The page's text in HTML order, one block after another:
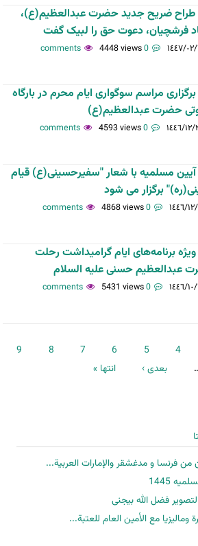
طراح ضریح جدید حضرت عبدالعظیم(ع)،
فرشچیان، دعوت حق را لبیک گفت
٠٢/١٦ 0 comments
4448 views
برگزاری مراسم سوگواری ایام محرم در بارگاه
حضرت عبدالعظیم(ع)
١٢/٢٧ 0 comments
4593 views
آیین مسلمیه با شعار "سفیرحسینی(ع) قیام
برگزار می شود
١٢/٠١ 0 comments
4868 views
ویژه برنامه‌های ایام گرامیداشت رحلت
عبدالعظیم حسنی علیه السلام
١٠/١٤ 0 comments
5431 views
4
5
6
7
8
9
بعدی › انتها »
من فرنسا و مدغشقر والإمارات العربية...
1445
مع الأمين العام للعتبة...